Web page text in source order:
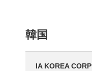
韓国
IA KOREA CORP